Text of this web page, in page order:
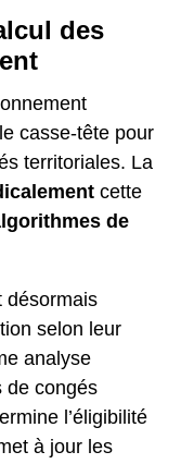
des
casse-tête pour
territoriales. La
cette
de
désormais
selon leur
analyse
de congés
l’éligibilité
à jour les